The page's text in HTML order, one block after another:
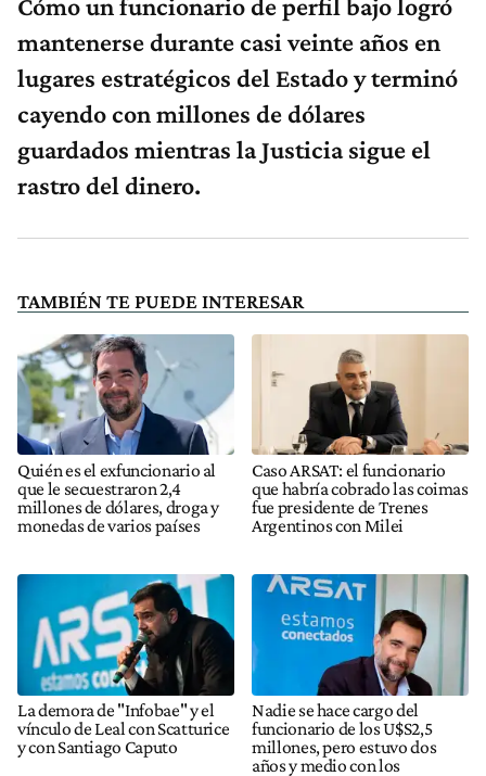
mantenerse durante casi veinte años en
lugares estratégicos del Estado y terminó
cayendo con millones de dólares
guardados mientras la Justicia sigue el
rastro del dinero.
TAMBIÉN TE PUEDE INTERESAR
Quién es el exfuncionario al
que le secuestraron 2,4
millones de dólares, droga y
monedas de varios países
Caso ARSAT: el funcionario
que habría cobrado las coimas
fue presidente de Trenes
Argentinos con Milei
La demora de "Infobae" y el
vínculo de Leal con Scatturice
y con Santiago Caputo
Nadie se hace cargo del
funcionario de los U$S2,5
millones, pero estuvo dos
años y medio con los